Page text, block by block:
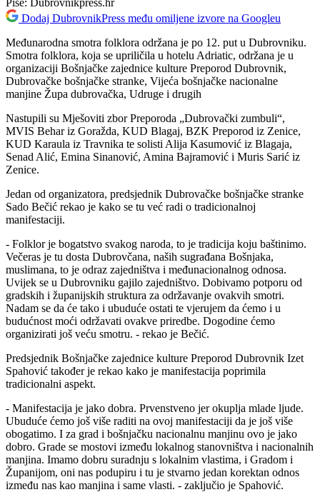
Dodaj DubrovnikPress među omiljene izvore na Googleu
Međunarodna smotra folklora održana je po 12. put u Dubrovniku.
Smotra folklora, koja se upriličila u hotelu Adriatic, održana je u
organizaciji Bošnjačke zajednice kulture Preporod Dubrovnik,
Dubrovačke bošnjačke stranke, Vijeća bošnjačke nacionalne
manjine Župa dubrovačka, Udruge i drugih
Nastupili su Mješoviti zbor Preporoda „Dubrovački zumbuli“,
MVIS Behar iz Goražda, KUD Blagaj, BZK Preporod iz Zenice,
KUD Karaula iz Travnika te solisti Alija Kasumović iz Blagaja,
Senad Alić, Emina Sinanović, Amina Bajramović i Muris Sarić iz
Zenice.
Jedan od organizatora, predsjednik Dubrovačke bošnjačke stranke
Sado Bečić rekao je kako se tu već radi o tradicionalnoj
manifestaciji.
- Folklor je bogatstvo svakog naroda, to je tradicija koju baštinimo.
Večeras je tu dosta Dubrovčana, naših sugrađana Bošnjaka,
muslimana, to je odraz zajedništva i međunacionalnog odnosa.
Uvijek se u Dubrovniku gajilo zajedništvo. Dobivamo potporu od
gradskih i županijskih struktura za održavanje ovakvih smotri.
Nadam se da će tako i ubuduće ostati te vjerujem da ćemo i u
budućnost moći održavati ovakve priredbe. Dogodine ćemo
organizirati još veću smotru. - rekao je Bečić.
Predsjednik Bošnjačke zajednice kulture Preporod Dubrovnik Izet
Spahović također je rekao kako je manifestacija poprimila
tradicionalni aspekt.
- Manifestacija je jako dobra. Prvenstveno jer okuplja mlade ljude.
Ubuduće ćemo još više raditi na ovoj manifestaciji da je još više
obogatimo. I za grad i bošnjačku nacionalnu manjinu ovo je jako
dobro. Grade se mostovi između lokalnog stanovništva i nacionalnih
manjina. Imamo dobru suradnju s lokalnim vlastima, i Gradom i
Županijom, oni nas podupiru i tu je stvarno jedan korektan odnos
između nas kao manjina i same vlasti. - zaključio je Spahović.